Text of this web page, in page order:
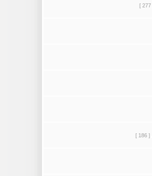
[ 186 ]